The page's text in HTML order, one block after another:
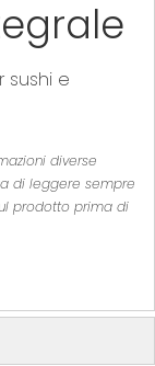
sushi e
diverse
di leggere sempre
prodotto prima di